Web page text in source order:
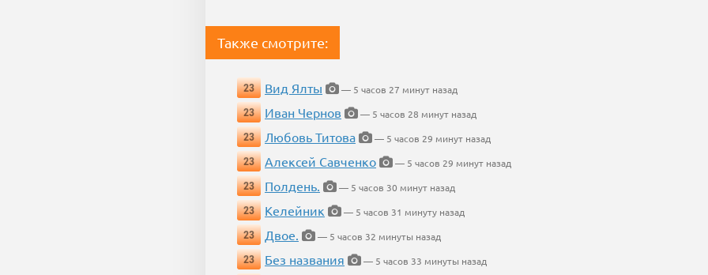
Также смотрите:
23 Вид Ялты
— 5 часов 27 минут назад
23
Иван Чернов
— 5 часов 28 минут назад
23
Любовь Титова
— 5 часов 29 минут назад
23
Алексей Савченко
— 5 часов 29 минут назад
23
Полдень.
— 5 часов 30 минут назад
23
Келейник
— 5 часов 31 минуту назад
23
Двое.
— 5 часов 32 минуты назад
23
Без названия
— 5 часов 33 минуты назад